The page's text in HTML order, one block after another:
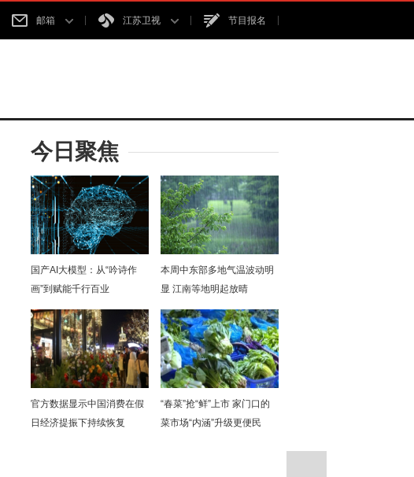
邮箱 江苏卫视 节目报名
今日聚焦
国产AI大模型：从“吟诗作
画”到赋能千行百业
本周中东部多地气温波动明
显 江南等地明起放晴
官方数据显示中国消费在假
日经济提振下持续恢复
“春菜”抢“鲜”上市 家门口的
菜市场“内涵”升级更便民